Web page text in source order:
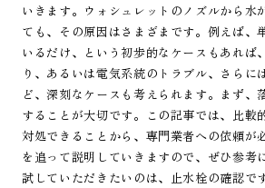
いきます。ウォシュレットのノズルから水
ても、その原因はさまざまです。例えば、
いるだけ、という初歩的なケースもあれば
り、あるいは電気系統のトラブル、さらに
ど、深刻なケースも考えられます。まず、
することが大切です。この記事では、比較
対処できることから、専門業者への依頼が
を追って説明していきますので、ぜひ参考
試していただきたいのは、止水栓の確認で